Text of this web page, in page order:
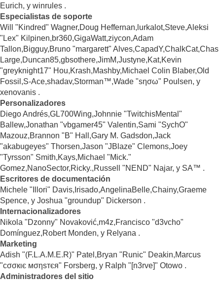
Eurich, y winrules .
Especialistas de soporte
Will "Kindred" Wagner,Doug Heffernan,lurkalot,Steve,Aleksi
"Lex" Kilpinen,br360,GigaWatt,ziycon,Adam
Tallon,Bigguy,Bruno "margarett" Alves,CapadY,ChalkCat,Chas
Large,Duncan85,gbsothere,JimM,Justyne,Kat,Kevin
"greyknight17" Hou,Krash,Mashby,Michael Colin Blaber,Old
Fossil,S-Ace,shadav,Storman™,Wade "sησω" Poulsen, y
xenovanis .
Personalizadores
Diego Andrés,GL700Wing,Johnnie "TwitchisMental"
Ballew,Jonathan "vbgamer45" Valentin,Sami "SychO"
Mazouz,Brannon "B" Hall,Gary M. Gadsdon,Jack
"akabugeyes" Thorsen,Jason "JBlaze" Clemons,Joey
"Tyrsson" Smith,Kays,Michael "Mick."
Gomez,NanoSector,Ricky.,Russell "NEND" Najar, y SA™ .
Escritores de documentación
Michele "Illori" Davis,Irisado,AngelinaBelle,Chainy,Graeme
Spence, y Joshua "groundup" Dickerson .
Internacionalizadores
Nikola "Dzonny" Novaković,m4z,Francisco "d3vcho"
Domínguez,Robert Monden, y Relyana .
Marketing
Adish "(F.L.A.M.E.R)" Patel,Bryan "Runic" Deakin,Marcus
"cσσкιє мσηѕтєя" Forsberg, y Ralph "[n3rve]" Otowo .
Administradores del sitio